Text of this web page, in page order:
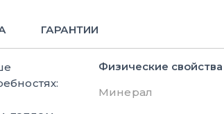
ГАРАНТИИ
Физические свойства
Минерал